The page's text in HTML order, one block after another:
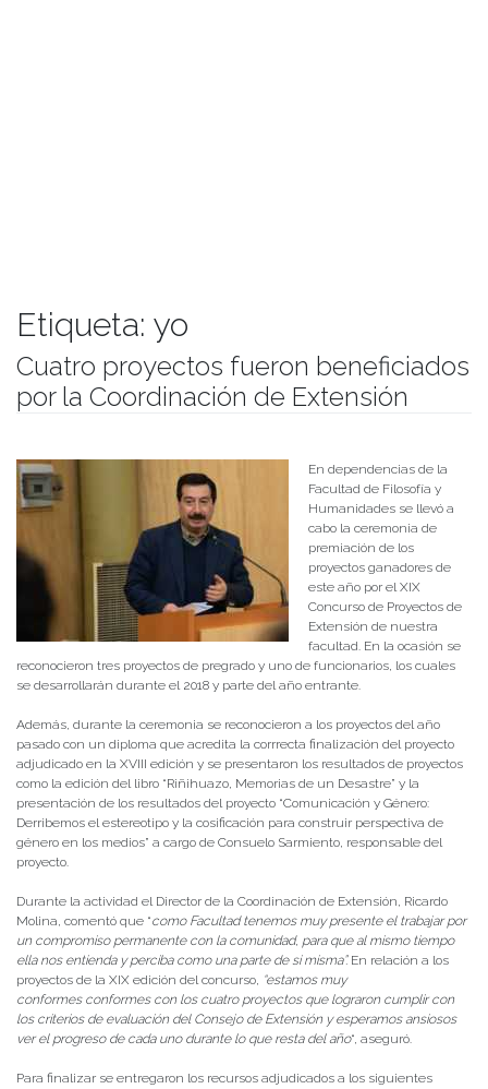
Etiqueta: yo
Cuatro proyectos fueron beneficiados
por la Coordinación de Extensión
En dependencias de la
Facultad de Filosofía y
Humanidades se llevó a
cabo la ceremonia de
premiación de los
proyectos ganadores de
este año por el XIX
Concurso de Proyectos de
Extensión de nuestra
facultad. En la ocasión se
reconocieron tres proyectos de pregrado y uno de funcionarios, los cuales
se desarrollarán durante el 2018 y parte del año entrante.
Además, durante la ceremonia se reconocieron a los proyectos del año
pasado con un diploma que acredita la corrrecta finalización del proyecto
adjudicado en la XVIII edición y se presentaron los resultados de proyectos
como la edición del libro “Riñihuazo, Memorias de un Desastre” y la
presentación de los resultados del proyecto “Comunicación y Género:
Derribemos el estereotipo y la cosificación para construir perspectiva de
género en los medios” a cargo de Consuelo Sarmiento, responsable del
proyecto.
Durante la actividad el Director de la Coordinación de Extensión, Ricardo
Molina, comentó que “como Facultad tenemos muy presente el trabajar por
un compromiso permanente con la comunidad, para que al mismo tiempo
ella nos entienda y perciba como una parte de si misma”. En relación a los
proyectos de la XIX edición del concurso, “estamos muy
conformes conformes con los cuatro proyectos que lograron cumplir con
los criterios de evaluación del Consejo de Extensión y esperamos ansiosos
ver el progreso de cada uno durante lo que resta del año“, aseguró.
Para finalizar se entregaron los recursos adjudicados a los siguientes